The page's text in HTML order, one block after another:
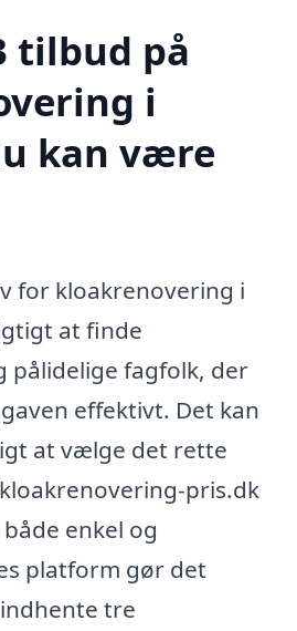
tilbud på
i
kan være
for kloakrenovering i
at finde
pålidelige fagfolk, der
effektivt. Det kan
at vælge det rette
pris.dk
enkel og
platform gør det
tre